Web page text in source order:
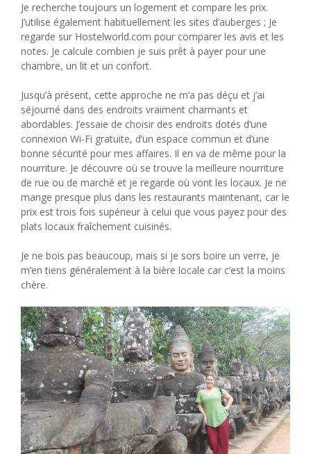
Je recherche toujours un logement et compare les prix.
J’utilise également habituellement les sites d’auberges ; Je
regarde sur Hostelworld.com pour comparer les avis et les
notes. Je calcule combien je suis prêt à payer pour une
chambre, un lit et un confort.
Jusqu’à présent, cette approche ne m’a pas déçu et j’ai
séjourné dans des endroits vraiment charmants et
abordables. J’essaie de choisir des endroits dotés d’une
connexion Wi-Fi gratuite, d’un espace commun et d’une
bonne sécurité pour mes affaires. Il en va de même pour la
nourriture. Je découvre où se trouve la meilleure nourriture
de rue ou de marché et je regarde où vont les locaux. Je ne
mange presque plus dans les restaurants maintenant, car le
prix est trois fois supérieur à celui que vous payez pour des
plats locaux fraîchement cuisinés.
Je ne bois pas beaucoup, mais si je sors boire un verre, je
m’en tiens généralement à la bière locale car c’est la moins
chère.